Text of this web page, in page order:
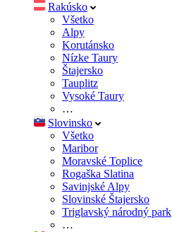
Rakúsko
Všetko
Alpy
Korutánsko
Nízke Taury
Štajersko
Tauplitz
Vysoké Taury
…
Slovinsko
Všetko
Maribor
Moravské Toplice
Rogaška Slatina
Savinjské Alpy
Slovinské Štajersko
Triglavský národný park
…